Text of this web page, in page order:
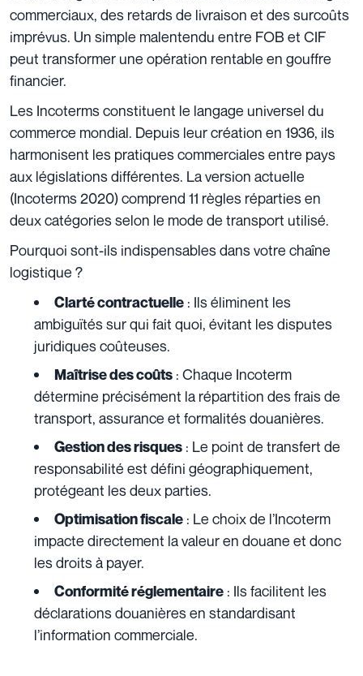
commerciaux, des retards de livraison et des surcoûts
imprévus. Un simple malentendu entre FOB et CIF
peut transformer une opération rentable en gouffre
financier.
Les Incoterms constituent le langage universel du
commerce mondial. Depuis leur création en 1936, ils
harmonisent les pratiques commerciales entre pays
aux législations différentes. La version actuelle
(Incoterms 2020) comprend 11 règles réparties en
deux catégories selon le mode de transport utilisé.
Pourquoi sont-ils indispensables dans votre chaîne
logistique ?
Clarté contractuelle : Ils éliminent les
ambiguïtés sur qui fait quoi, évitant les disputes
juridiques coûteuses.
Maîtrise des coûts : Chaque Incoterm
détermine précisément la répartition des frais de
transport, assurance et formalités douanières.
Gestion des risques : Le point de transfert de
responsabilité est défini géographiquement,
protégeant les deux parties.
Optimisation fiscale : Le choix de l’Incoterm
impacte directement la valeur en douane et donc
les droits à payer.
Conformité réglementaire : Ils facilitent les
déclarations douanières en standardisant
l’information commerciale.